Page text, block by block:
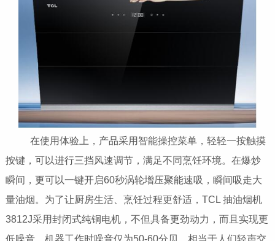
在使用体验上，产品采用智能操控菜单，轻轻一按触摸
按键，可以进行三挡风速调节，满足不同烹饪环境。在爆炒
瞬间，更可以一键开启60秒涡轮增压聚能速吸，瞬间吸走大
量油烟。为了让厨房生活、烹饪过程更舒适，TCL 抽油烟机
3812J采用封闭式纯铜电机，不但具备更劲动力，而且实现更